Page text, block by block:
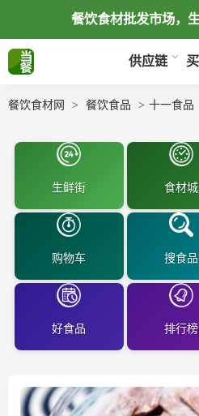
餐饮食材批发市场，
供应链
餐饮食材网 餐饮食品 十一食品
生鲜街 食材城
购物车 搜食品
好食品 排行榜